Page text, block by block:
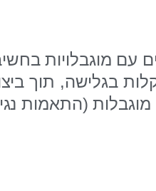
עם מוגבלויות
בגלישה, תוך
מוגבלות (התאמות